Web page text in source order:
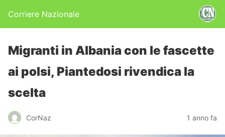
Corriere Nazionale
Migranti in Albania con le fascette
ai polsi, Piantedosi rivendica la
scelta
CorNaz 1 anno fa